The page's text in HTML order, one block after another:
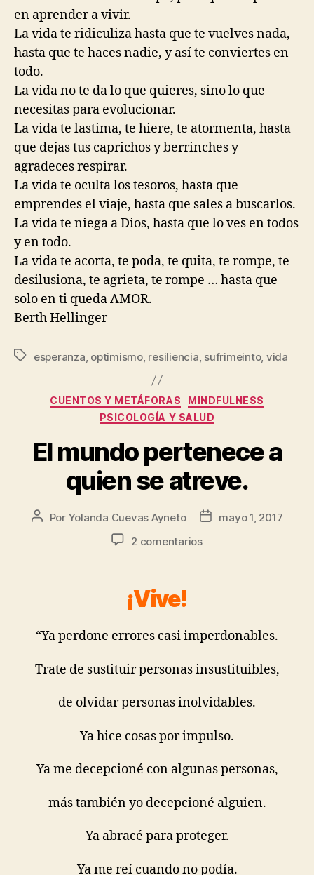
en aprender a vivir.
La vida te ridiculiza hasta que te vuelves nada,
hasta que te haces nadie, y así te conviertes en
todo.
La vida no te da lo que quieres, sino lo que
necesitas para evolucionar.
La vida te lastima, te hiere, te atormenta, hasta
que dejas tus caprichos y berrinches y
agradeces respirar.
La vida te oculta los tesoros, hasta que
emprendes el viaje, hasta que sales a buscarlos.
La vida te niega a Dios, hasta que lo ves en todos
y en todo.
La vida te acorta, te poda, te quita, te rompe, te
desilusiona, te agrieta, te rompe … hasta que
solo en ti queda AMOR.
Berth Hellinger
esperanza, optimismo, resiliencia, sufrimeinto, vida
CUENTOS Y METÁFORAS
MINDFULNESS
PSICOLOGÍA Y SALUD
El mundo pertenece a
quien se atreve.
Por Yolanda Cuevas Ayneto
mayo 1, 2017
2 comentarios
¡Vive!
“Ya perdone errores casi imperdonables.
Trate de sustituir personas insustituibles,
de olvidar personas inolvidables.
Ya hice cosas por impulso.
Ya me decepcioné con algunas personas,
más también yo decepcioné alguien.
Ya abracé para proteger.
Ya me reí cuando no podía.